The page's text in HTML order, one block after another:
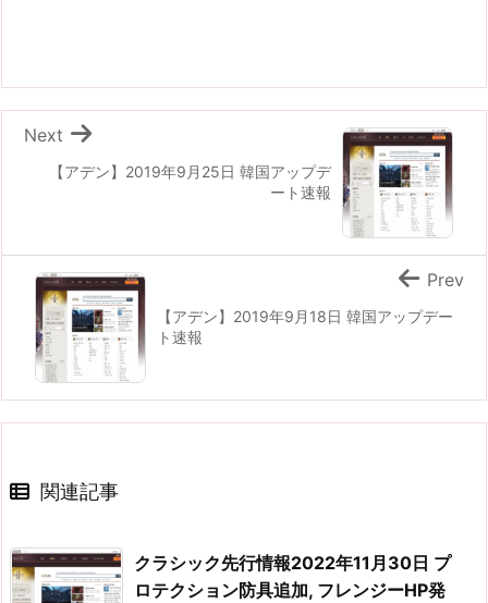
【アデン】2019年9月25日 韓国アップデ
ート速報
Next
【アデン】2019年9月18日 韓国アップデー
ト速報
Prev
関連記事
クラシック先行情報2022年11月30日 プ
ロテクション防具追加, フレンジーHP発